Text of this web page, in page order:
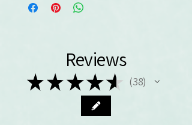
Reviews
★ ★★★★ 38
38